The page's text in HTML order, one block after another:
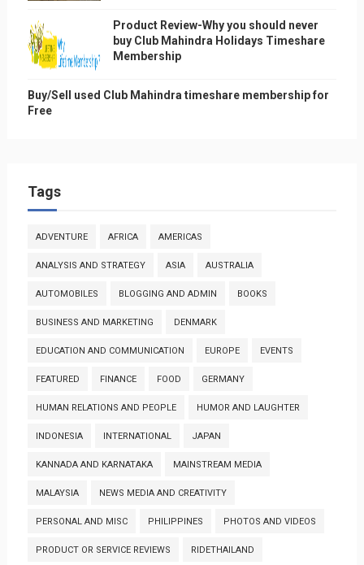
Product Review-Why you should never
buy Club Mahindra Holidays Timeshare
Membership
Buy/Sell used Club Mahindra timeshare membership for
Free
Tags
ADVENTURE AFRICA AMERICAS
ANALYSIS AND STRATEGY ASIA AUSTRALIA
AUTOMOBILES BLOGGING AND ADMIN BOOKS
BUSINESS AND MARKETING DENMARK
EDUCATION AND COMMUNICATION EUROPE EVENTS
FEATURED FINANCE FOOD GERMANY
HUMAN RELATIONS AND PEOPLE HUMOR AND LAUGHTER
INDONESIA INTERNATIONAL JAPAN
KANNADA AND KARNATAKA MAINSTREAM MEDIA
MALAYSIA NEWS MEDIA AND CREATIVITY
PERSONAL AND MISC PHILIPPINES PHOTOS AND VIDEOS
PRODUCT OR SERVICE REVIEWS RIDETHAILAND